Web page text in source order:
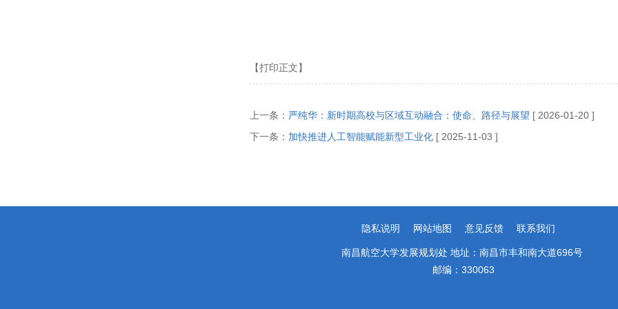
【打印正文】
上一条： 严纯华：新时期高校与区域互动融合：使命、路径与展望 [ 2026-01-20 ]
下一条： 加快推进人工智能赋能新型工业化 [ 2025-11-03 ]
隐私说明 网站地图 意见反馈 联系我们
南昌航空大学发展规划处 地址：南昌市丰和南大道696号
邮编：330063